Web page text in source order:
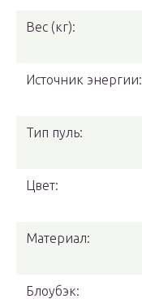
Вес (кг):
Источник энергии:
Тип пуль:
Цвет:
Материал:
Блоубэк: